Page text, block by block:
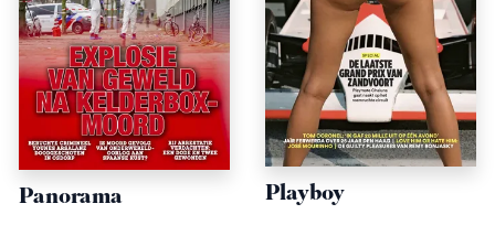
Panorama Playboy